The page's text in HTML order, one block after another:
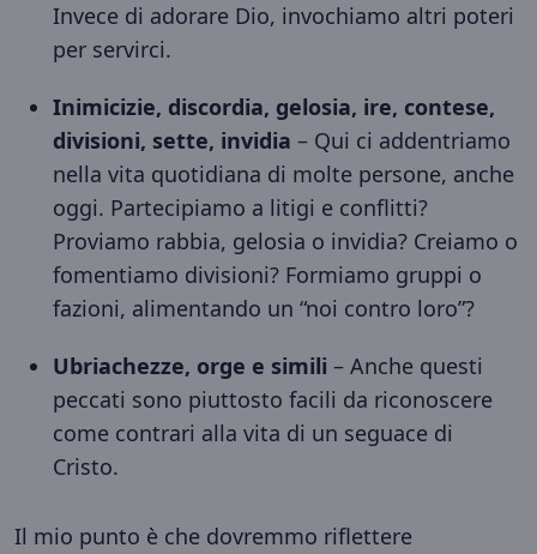
Invece di adorare Dio, invochiamo altri poteri
per servirci.
Inimicizie, discordia, gelosia, ire, contese,
divisioni, sette, invidia – Qui ci addentriamo
nella vita quotidiana di molte persone, anche
oggi. Partecipiamo a litigi e conflitti?
Proviamo rabbia, gelosia o invidia? Creiamo o
fomentiamo divisioni? Formiamo gruppi o
fazioni, alimentando un “noi contro loro”?
Ubriachezze, orge e simili – Anche questi
peccati sono piuttosto facili da riconoscere
come contrari alla vita di un seguace di
Cristo.
Il mio punto è che dovremmo riflettere